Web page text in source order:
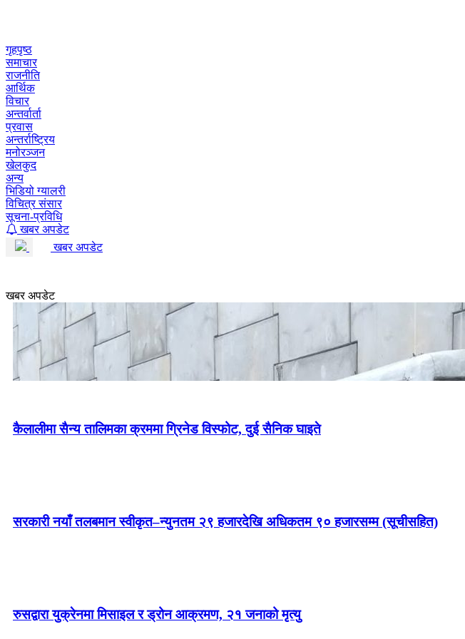
गृहपृष्ठ
समाचार
राजनीति
आर्थिक
विचार
अन्तर्वार्ता
प्रवास
अन्तर्राष्ट्रिय
मनोरञ्जन
खेलकुद
अन्य
भिडियो ग्यालरी
विचित्र संसार
सूचना-प्रविधि
खबर अपडेट
खबर अपडेट
खबर अपडेट
कैलालीमा सैन्य तालिमका क्रममा ग्रिनेड विस्फोट, दुई सैनिक घाइते
सरकारी नयाँ तलबमान स्वीकृत–न्युनतम २९ हजारदेखि अधिकतम ९० हजारसम्म (सूचीसहित)
रुसद्वारा युक्रेनमा मिसाइल र ड्रोन आक्रमण, २१ जनाको मृत्यु